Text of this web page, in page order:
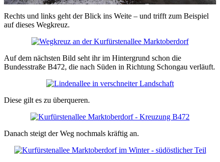
Rechts und links geht der Blick ins Weite – und trifft zum Beispiel
auf dieses Wegkreuz.
Auf dem nächsten Bild seht ihr im Hintergrund schon die
Bundesstraße B472, die nach Süden in Richtung Schongau verläuft.
Diese gilt es zu überqueren.
Danach steigt der Weg nochmals kräftig an.